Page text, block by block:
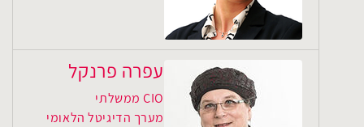
עפרה פרנקל
CIO ממשלתי
מערך הדיגיטל הלאומי